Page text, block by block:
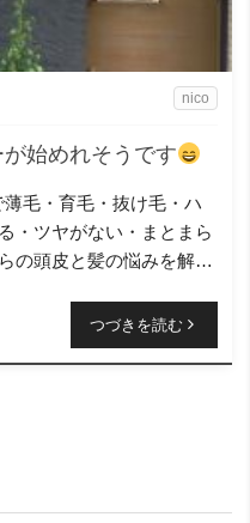
始めれそうです
nico
毛・育毛・抜け毛・ハ
・ツヤがない・まとまら
の頭皮と髪の悩みを解決
つづきを読む